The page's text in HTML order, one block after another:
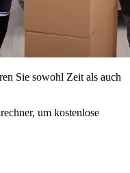
Sie sowohl Zeit als auch
um kostenlose